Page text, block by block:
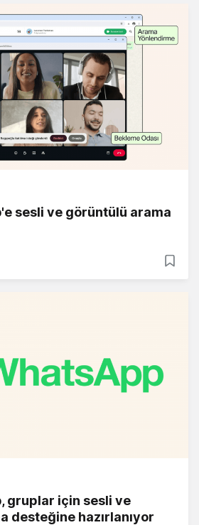
sesli ve görüntülü arama
gruplar için sesli ve
desteğine hazırlanıyor